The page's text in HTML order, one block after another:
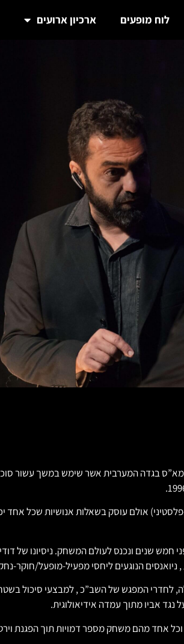
לוח מופעים ארכיון ארועים
בגדה המערבית אשר שימש במשך עשור סוכן
אולם עוסק בשאלות אנושיות שכל
שנים ונכנס לעולם המשחק. ניסיונו של
הנוגעים ליחסי מפעיל-מופעל/חוקר-
לחדרי המפגש של השב”כ , למבצעי סיכול
נגד אביו מתוך עמדה אידיאולוגית.
אחד מהם משחק מספר דמויות תוך הפגנת